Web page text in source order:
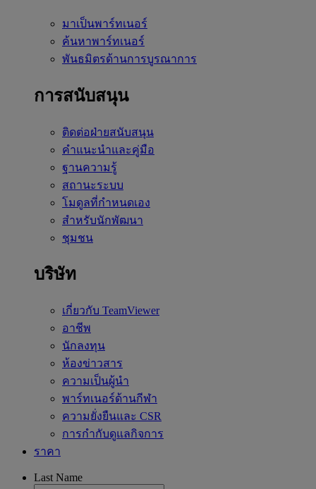
มาเป็นพาร์ทเนอร์
ค้นหาพาร์ทเนอร์
พันธมิตรด้านการบูรณาการ
การสนับสนุน
ติดต่อฝ่ายสนับสนุน
คำแนะนำและคู่มือ
ฐานความรู้
สถานะระบบ
โมดูลที่กำหนดเอง
สำหรับนักพัฒนา
ชุมชน
บริษัท
เกี่ยวกับ TeamViewer
อาชีพ
นักลงทุน
ห้องข่าวสาร
ความเป็นผู้นำ
พาร์ทเนอร์ด้านกีฬา
ความยั่งยืนและ CSR
การกำกับดูแลกิจการ
ราคา
Last Name